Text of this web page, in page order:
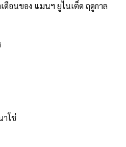
ดือนของ แมนฯ ยูไนเต็ด ฤดูกาล
าโช่